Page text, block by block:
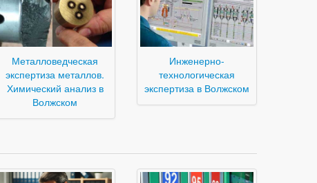
Металловедческая
экспертиза металлов.
Химический анализ в
Волжском
Инженерно-
технологическая
экспертиза в Волжском